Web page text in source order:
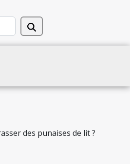
des punaises de lit ?